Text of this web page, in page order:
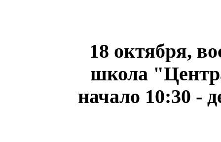
18 октября,
школа
начало 10:30 -